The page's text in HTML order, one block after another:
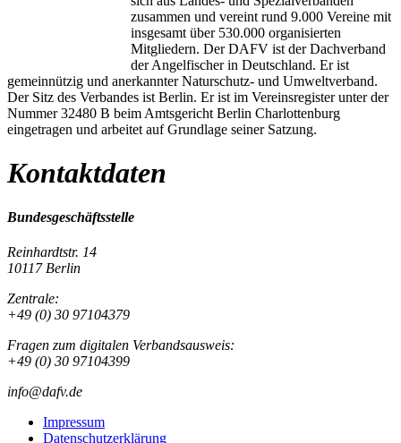
zusammen und vereint rund 9.000 Vereine mit
insgesamt über 530.000 organisierten
Mitgliedern. Der DAFV ist der Dachverband
der Angelfischer in Deutschland. Er ist
gemeinnützig und anerkannter Naturschutz- und Umweltverband.
Der Sitz des Verbandes ist Berlin. Er ist im Vereinsregister unter der
Nummer 32480 B beim Amtsgericht Berlin Charlottenburg
eingetragen und arbeitet auf Grundlage seiner Satzung.
Kontaktdaten
Bundesgeschäftsstelle
Reinhardtstr. 14
10117 Berlin
Zentrale:
+49 (0) 30 97104379
Fragen zum digitalen Verbandsausweis:
+49 (0) 30 97104399
info@dafv.de
Impressum
Datenschutzerklärung